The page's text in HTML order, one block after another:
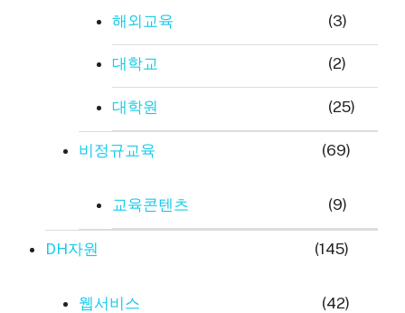
해외교육 (3)
대학교 (2)
대학원 (25)
비정규교육 (69)
교육콘텐츠 (9)
DH자원 (145)
웹서비스 (42)